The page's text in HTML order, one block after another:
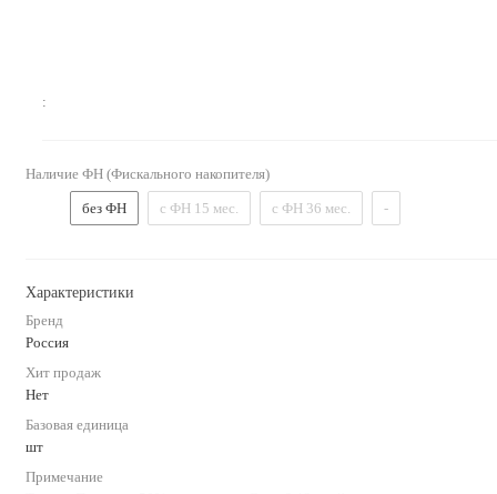
:
Наличие ФН (Фискального накопителя)
без ФН с ФН 15 мес. с ФН 36 мес. -
Характеристики
Бренд
Россия
Хит продаж
Нет
Базовая единица
шт
Примечание